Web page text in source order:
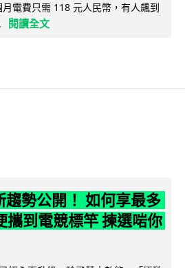
電費只需 118 元人民幣，有人飆到
閱讀全文
勢公開！ 如何享最多
到電競標竿 揀選啱你